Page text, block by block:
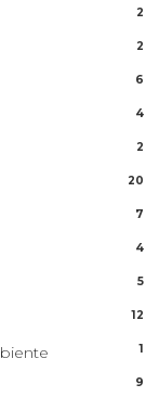
2
2
6
4
2
20
7
4
5
12
1
9